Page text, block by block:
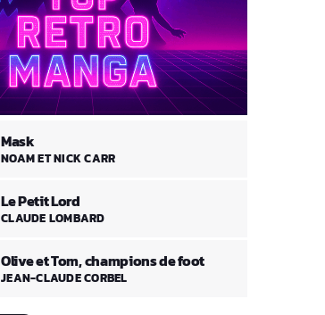
Olive et Tom, champions de foot
JEAN-CLAUDE CORBEL
Le Petit Lord
CLAUDE LOMBARD
Mask
NOAM ET NICK CARR